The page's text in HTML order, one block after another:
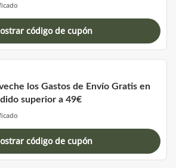
código de cupón
los Gastos de Envío Gratis en
superior a 49€
código de cupón